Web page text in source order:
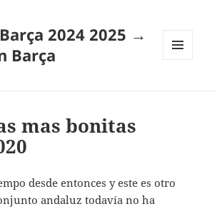
2024 2025 →
Barça
mas bonitas
desde entonces y este es otro
andaluz todavía no ha